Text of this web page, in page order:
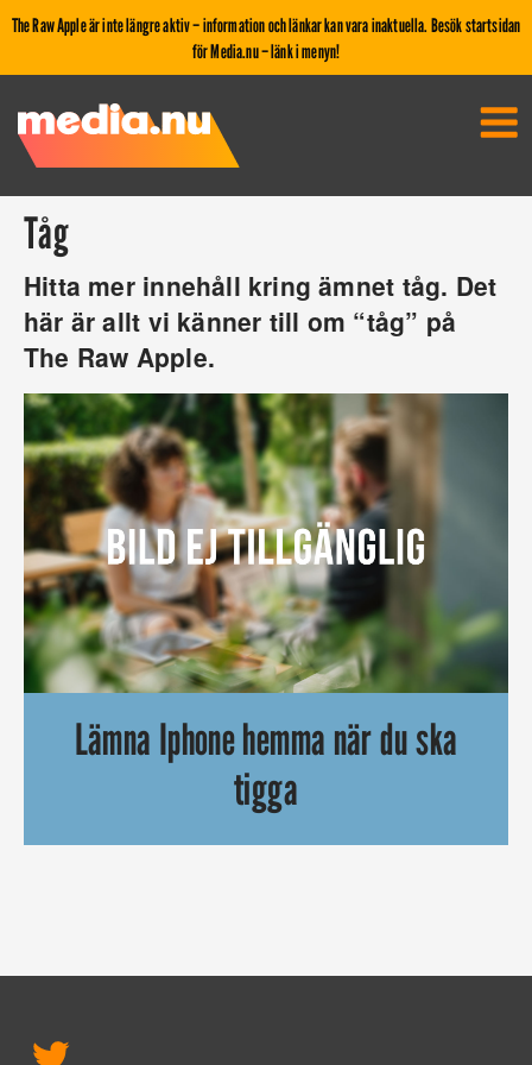
The Raw Apple är inte längre aktiv – information och länkar kan vara inaktuella. Besök startsidan
för Media.nu – länk i menyn!
Tåg
Hitta mer innehåll kring ämnet tåg. Det
här är allt vi känner till om “tåg” på
The Raw Apple.
Lämna Iphone hemma när du ska
tigga
Den här killen i Rumänien hade tänkt på allt, utom en liten